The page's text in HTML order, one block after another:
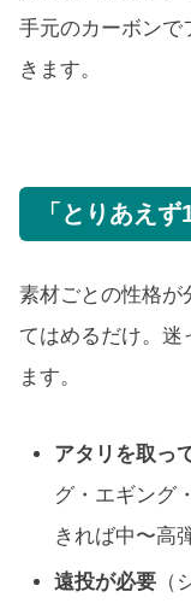
手元のカーボンで
きます。
「とりあえ
素材ごとの性格が
てはめるだけ。迷
ます。
アタリを取っ
グ・エギング
きれば中〜高
遠投が必要